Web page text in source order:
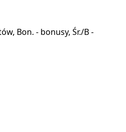
Bon. - bonusy, Śr./B -